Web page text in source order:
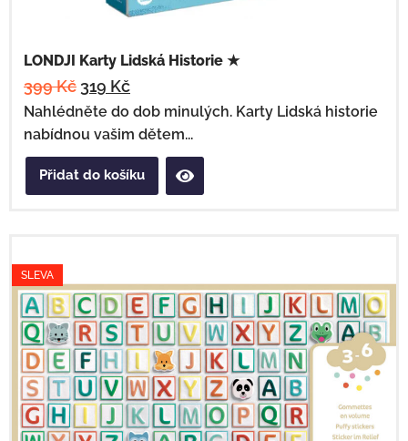
LONDJI Karty Lidská Historie ★
399Kč 319 Kč
Nahlédněte do dob minulých. Karty Lidská historie
nabídnou vašim dětem...
Přidat do košíku
SLEVA